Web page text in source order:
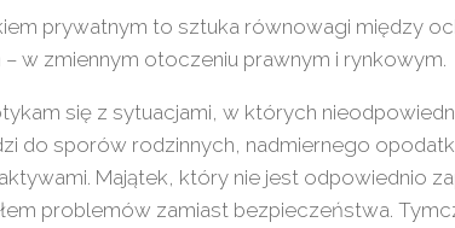
prywatnym to sztuka równowagi między
w zmiennym otoczeniu prawnym i rynkowym.
się z sytuacjami, w których
do sporów rodzinnych, nadmiernego
Majątek, który nie jest odpowiednio
problemów zamiast bezpieczeństwa.